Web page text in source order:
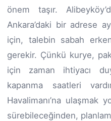
önem taşır.
Ankara’daki bir adrese
için, talebin sabah
gerekir. Çünkü kurye,
için zaman ihtiyacı
kapanma saatleri
Havalimanı’na
sürebileceğinden,